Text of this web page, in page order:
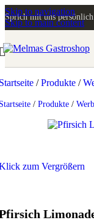
Skip to navigation
Skip to main content
Sprich mit uns
/Produkte /
/ Produkte /
zum Vergrößern